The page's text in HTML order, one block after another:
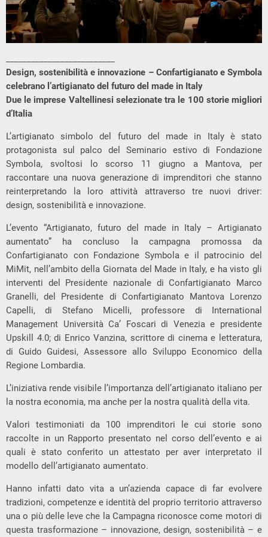
Design, sostenibilità e innovazione – Confartigianato e Symbola
celebrano l’artigianato del futuro del made in Italy
Due le imprese Valtellinesi selezionate tra le 100 storie migliori
d’Italia
L’artigianato simbolo del futuro del made in Italy è stato
protagonista sul palco del Seminario estivo di Fondazione
Symbola, svoltosi lo scorso 11 giugno a Mantova, per
raccontare una nuova generazione di imprenditori che stanno
reinterpretando la loro attività attraverso tre nuovi driver:
design, sostenibilità e innovazione.
L’evento “Artigianato, futuro del made in Italy – Artigianato
aumentato” ha concluso la campagna promossa da
Confartigianato con Fondazione Symbola e il patrocinio del
MiMit, nell’ambito della Giornata del Made in Italy, e ha visto gli
interventi del Presidente nazionale di Confartigianato Marco
Granelli, del Presidente di Confartigianato Mantova Lorenzo
Capelli, di Stefano Micelli, professore di International
Management Università Ca’ Foscari di Venezia e presidente
Upskill 4.0; di Enrico Vanzina, scrittore di cinema e letteratura,
di Guido Guidesi, Assessore allo Sviluppo Economico della
Regione Lombardia.
L’iniziativa rende visibile l’importanza dell’artigianato italiano per
la nostra economia, ma anche per la nostra qualità della vita.
Valori testimoniati da 100 imprenditori le cui storie sono
raccolte in un Rapporto presentato nel corso dell’evento e ai
quali è stato conferito un attestato per aver interpretato il
modello dell’artigianato aumentato.
Hanno infatti dato vita a un’azienda capace di far evolvere
tradizioni, competenze e identità del proprio territorio attraverso
una o più delle leve che la Campagna riconosce come motori di
questa trasformazione – innovazione, design, sostenibilità – e